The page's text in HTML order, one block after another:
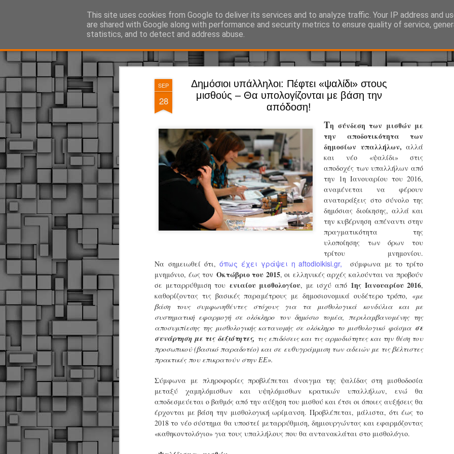
SEP
28
Δημόσιοι υπάλληλοι: Πέφτει «ψαλίδι» στους
μισθούς – Θα υπολογίζονται με βάση την
απόδοση!
Τη σύνδεση των μισθών με
την αποδοτικότητα των
δημοσίων υπαλλήλων, αλλά
και νέο «ψαλίδι» στις
αποδοχές των υπαλλήλων από
την 1η Ιανουαρίου του 2016,
αναμένεται να φέρουν
αναταράξεις στο σύνολο της
δημόσιας διοίκησης, αλλά και
την κυβέρνηση απέναντι στην
πραγματικότητα της
υλοποίησης των όρων του
τρίτου μνημονίου.
Να σημειωθεί ότι,όπως έχει γράψει η aftodioikisi.gr, σύμφωνα με το τρίτο
μνημόνιο, έως τον Οκτώβριο του 2015, οι ελληνικές αρχές καλούνται να προβούν
σε μεταρρύθμιση του ενιαίου μισθολογίου, με ισχύ από 1ης Ιανουαρίου 2016,
καθορίζοντας τις βασικές παραμέτρους με δημοσιονομικά ουδέτερο τρόπο, «με
βάση τους συμφωνηθέντες στόχους για τα μισθολογικά κονδύλια και με
συστηματική εφαρμογή σε ολόκληρο τον δημόσιο τομέα, περιλαμβανομένης της
αποσυμπίεσης της μισθολογικής κατανομής σε ολόκληρο το μισθολογικό φάσμα σε
συνάρτηση με τις δεξιότητες, τις επιδόσεις και τις αρμοδιότητες και την θέση του
προσωπικού (βασικό παραδοτέο) και σε ευθυγράμμιση των αδειών με τις βέλτιστες
πρακτικές που επικρατούν στην ΕΕ».
Σύμφωνα με πληροφορίες προβλέπεται άνοιγμα της ψαλίδας στη μισθοδοσία
μεταξύ χαμηλόμισθων και υψηλόμισθων κρατικών υπαλλήλων, ενώ θα
αποδεσμεύεται ο βαθμός από την αύξηση του μισθού και έτσι οι όποιες αυξήσεις θα
έρχονται με βάση την μισθολογική ωρίμανση. Προβλέπεται, μάλιστα, ότι έως το
2018 το νέο σύστημα θα υποστεί μεταρρύθμιση, δημιουργώντας και εφαρμόζοντας
«καθηκοντολόγιο» για τους υπαλλήλους που θα αντανακλάται στο μισθολόγιο.
This site uses cookies from Google to deliver its services and to analyze traffic. Your IP address and
are shared with Google along with performance and security metrics to ensure quality of service,
statistics, and to detect and address abuse.
ΔΗΜΟΤΙΚΗ ΑΣΤΥΝΟΜΙΑ, τα νέα! Ό, τι συμβαίνει γύρω από τη Δημοτική Αστυνομία, την τοπική
JUL
Ξεκινά επίσημα η
Η Δημοτική Αστυνομία
καθώς από την 1η
επιχειρησιακή
παρουσία του Δήμου
χώρους.
Η νέα υπηρεσία θα
εκπαιδευμένους
ήδη ολοκληρώσει την
είναι έτοιμοι να
Στο πλαίσιο της
ολοκαίνουργια
τις περιπολίες και τις
στελεχών της υπηρεσίας.
JUN
Αναμνηστικά